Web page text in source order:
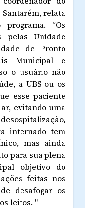
relata
“Os
pelas Unidade
de Pronto
Municipal e
o usuário não
a UBS ou os
esse paciente
evitando uma
internado tem
mas ainda
para sua plena
objetivo do
feitas nos
desafogar os
leitos. "